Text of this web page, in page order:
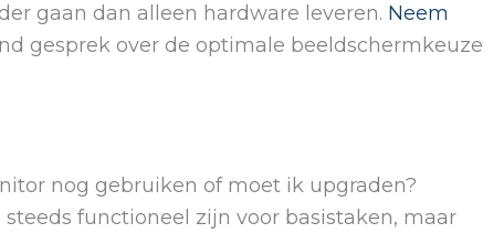
gaan dan alleen hardware leveren. Neem
gesprek over de optimale beeldschermkeuze
nog gebruiken of moet ik upgraden?
functioneel zijn voor basistaken, maar